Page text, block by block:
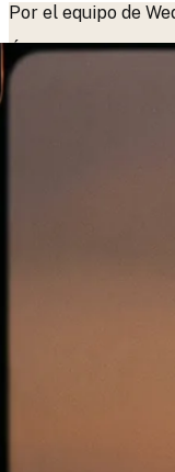
Por el equipo de
Última